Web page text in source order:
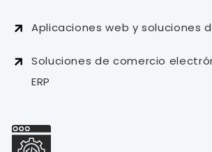
Aplicaciones web y soluciones
Soluciones de comercio
ERP